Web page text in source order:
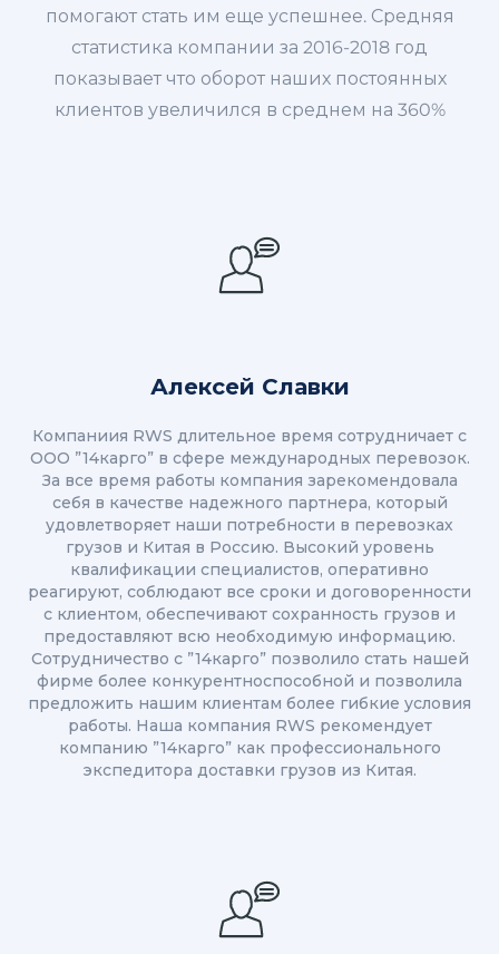
помогают стать им еще успешнее. Средняя
статистика компании за 2016-2018 год
показывает что оборот наших постоянных
клиентов увеличился в среднем на 360%
Алексей Славки
Компаниия RWS длительное время сотрудничает с
ООО ”14карго” в сфере международных перевозок.
За все время работы компания зарекомендовала
себя в качестве надежного партнера, который
удовлетворяет наши потребности в перевозках
грузов и Китая в Россию. Высокий уровень
квалификации специалистов, оперативно
реагируют, соблюдают все сроки и договоренности
с клиентом, обеспечивают сохранность грузов и
предоставляют всю необходимую информацию.
Сотрудничество с ”14карго” позволило стать нашей
фирме более конкурентноспособной и позволила
предложить нашим клиентам более гибкие условия
работы. Наша компания RWS рекомендует
компанию ”14карго” как профессионального
экспедитора доставки грузов из Китая.